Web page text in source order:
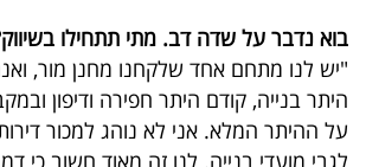
בוא נדבר על שדה דב. מתי תתחילו
"יש לנו מתחם אחד שלקחנו מחנן מור,
היתר בנייה, קודם היתר חפירה ודיפון
על ההיתר המלא. אני לא נוהג למכור
לגבי מועדי בנייה. לנו זה מאוד חשוב כי